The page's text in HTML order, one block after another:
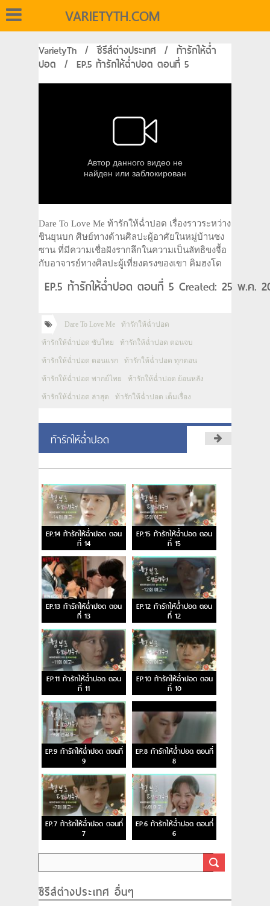
VARIETYTH.COM
VarietyTh / ซีรีส์ต่างประเทศ / ท้ารักให้ฉ่ำ
ปอด / EP.5 ท้ารักให้ฉ่ำปอด ตอนที่ 5
Dare To Love Me ท้ารักให้ฉ่ำปอด เรื่องราวระหว่าง
ชินยุนบก ศิษย์ทางด้านศิลปะผู้อาศัยในหมู่บ้านซง
ซาน ที่มีความเชื่อฝังรากลึกในความเป็นลัทธิขงจื้อ
กับอาจารย์ทางศิลปะผู้เที่ยงตรงของเขา คิมฮงโด
EP.5 ท้ารักให้ฉ่ำปอด ตอนที่ 5 Created: 25 พ.ค.
Dare To Love Me ท้ารักให้ฉ่ำปอด
ท้ารักให้ฉ่ำปอด ซับไทย ท้ารักให้ฉ่ำปอด ตอนจบ
ท้ารักให้ฉ่ำปอด ตอนแรก ท้ารักให้ฉ่ำปอด ทุกตอน
ท้ารักให้ฉ่ำปอด พากย์ไทย ท้ารักให้ฉ่ำปอด ย้อนหลัง
ท้ารักให้ฉ่ำปอด ล่าสุด ท้ารักให้ฉ่ำปอด เต็มเรื่อง
ท้ารักให้ฉ่ำปอด
EP.14 ท้ารักให้ฉ่ำปอด ตอน
ที่ 14
EP.15 ท้ารักให้ฉ่ำปอด ตอน
ที่ 15
EP.13 ท้ารักให้ฉ่ำปอด ตอน
ที่ 13
EP.12 ท้ารักให้ฉ่ำปอด ตอน
ที่ 12
EP.11 ท้ารักให้ฉ่ำปอด ตอน
ที่ 11
EP.10 ท้ารักให้ฉ่ำปอด ตอน
ที่ 10
EP.9 ท้ารักให้ฉ่ำปอด ตอนที่
9
EP.8 ท้ารักให้ฉ่ำปอด ตอนที่
8
EP.7 ท้ารักให้ฉ่ำปอด ตอนที่
7
EP.6 ท้ารักให้ฉ่ำปอด ตอนที่
6
ซีรีส์ต่างประเทศ อื่นๆ